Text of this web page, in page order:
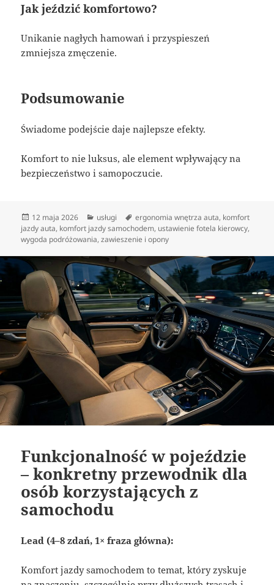
Jak jeździć komfortowo?
Unikanie nagłych hamowań i przyspieszeń
zmniejsza zmęczenie.
Podsumowanie
Świadome podejście daje najlepsze efekty.
Komfort to nie luksus, ale element wpływający na
bezpieczeństwo i samopoczucie.
Data
publikacji
12 maja 2026 Kategorie
usługi Tagi
ergonomia wnętrza auta, komfort
jazdy auta, komfort jazdy samochodem, ustawienie fotela kierowcy,
wygoda podróżowania,zawieszenie i opony
Funkcjonalność w pojeździe
– konkretny przewodnik dla
osób korzystających z
samochodu
Lead (4–8 zdań, 1× fraza główna):
Komfort jazdy samochodem to temat, który zyskuje